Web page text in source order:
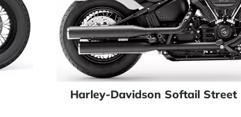
Harley-Davidson Softail Street